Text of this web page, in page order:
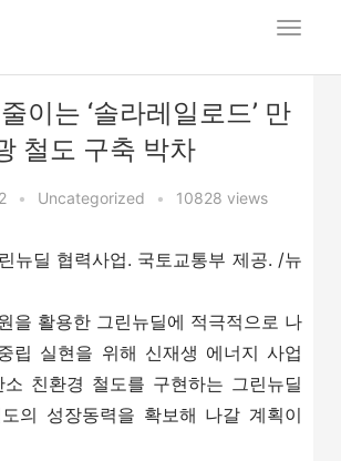
이는 ‘솔라레일로드’ 만
철도 구축 박차
• Uncategorized • 10828 views
뉴딜 협력사업. 국토교통부 제공. /뉴
을 활용한 그린뉴딜에 적극적으로 나
립 실현을 위해 신재생 에너지 사업
친환경 철도를 구현하는 그린뉴딜
의 성장동력을 확보해 나갈 계획이